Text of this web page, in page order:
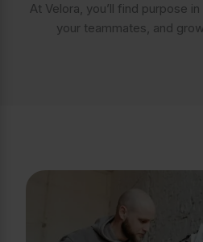
At Velora, you’ll find purpose
your teammates, and